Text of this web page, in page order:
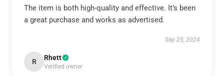
The item is both high-quality and effective. It’s been
a great purchase and works as advertised.
Sep 25, 2024
R Rhett
Verified owner